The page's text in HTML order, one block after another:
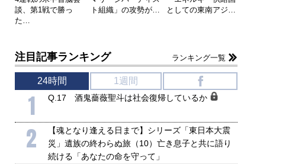
談、第1戦で勝っ
た…
ト組織」の攻勢が…
としての東南アジ…
注目記事ランキング ランキング一覧
24時間 1週間
1 Q.17 酒鬼薔薇聖斗は社会復帰しているか
2
【魂となり逢える日まで】シリーズ「東日本大震
災」遺族の終わらぬ旅（10）亡き息子と共に語り
続ける「あなたの命を守って」